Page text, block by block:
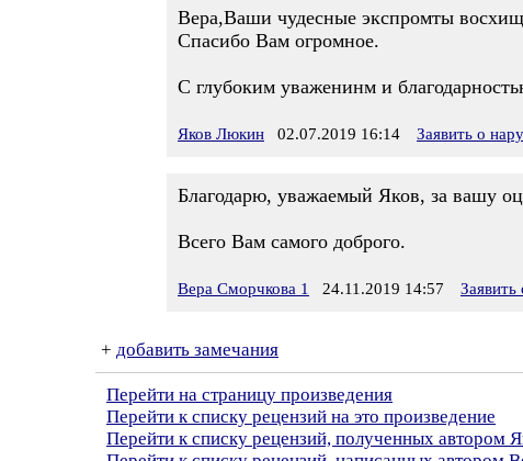
Вера,Ваши чудесные экспромты
Спасибо Вам огромное.
С глубоким уваженинм и
Яков Люкин 02.07.2019 16:14 Заявить о
Благодарю, уважаемый Яков, за вашу
Всего Вам самого доброго.
Вера Сморчкова 1 24.11.2019 14:57
+ добавить замечания
Перейти на страницу произведения
Перейти к списку рецензий на это произведение
Перейти к списку рецензий, полученных автором